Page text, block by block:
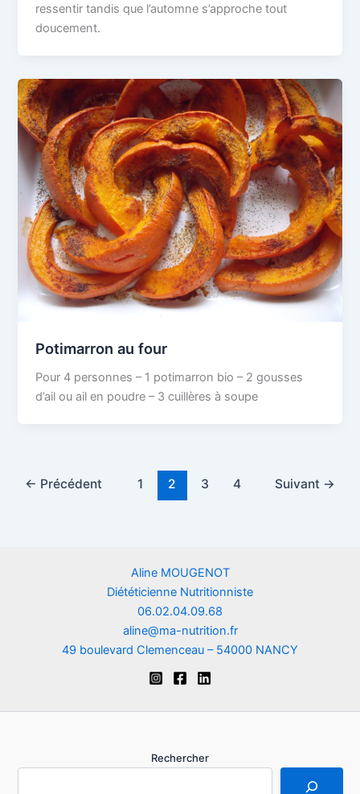
ressentir tandis que l’automne s’approche tout
doucement.
Potimarron au four
Pour 4 personnes – 1 potimarron bio – 2 gousses
d’ail ou ail en poudre – 3 cuillères à soupe
← Précédent 1 2 3 4 Suivant →
Aline MOUGENOT
Diététicienne Nutritionniste
06.02.04.09.68
aline@ma-nutrition.fr
49 boulevard Clemenceau – 54000 NANCY
Rechercher